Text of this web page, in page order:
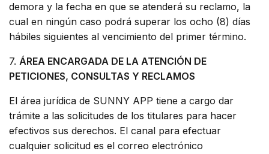
demora y la fecha en que se atenderá su reclamo, la
cual en ningún caso podrá superar los ocho (8) días
hábiles siguientes al vencimiento del primer término.
7. ÁREA ENCARGADA DE LA ATENCIÓN DE
PETICIONES, CONSULTAS Y RECLAMOS
El área jurídica de SUNNY APP tiene a cargo dar
trámite a las solicitudes de los titulares para hacer
efectivos sus derechos. El canal para efectuar
cualquier solicitud es el correo electrónico